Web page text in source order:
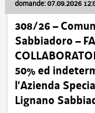
domande: 07.09.2026
308/26 –
Sabbiadoro –
50% ed
l’Azienda
Lignano